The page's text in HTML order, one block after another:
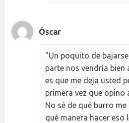
Óscar
"Un poquito de
parte nos vendría bien
es que me deja usted
primera vez que opino
No sé de qué burro
qué manera hacer eso